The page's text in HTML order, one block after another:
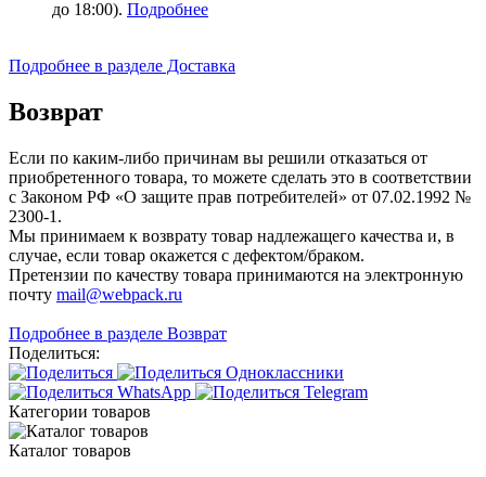
до 18:00). Подробнее
Подробнее в разделе Доставка
Возврат
Если по каким-либо причинам вы решили отказаться от
приобретенного товара, то можете сделать это в соответствии
с Законом РФ «О защите прав потребителей» от 07.02.1992 №
2300-1.
Мы принимаем к возврату товар надлежащего качества и, в
случае, если товар окажется с дефектом/браком.
Претензии по качеству товара принимаются на электронную
почту mail@webpack.ru
Подробнее в разделе Возврат
Поделиться:
Категории товаров
Каталог товаров